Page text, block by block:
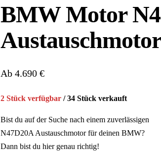
BMW Motor
Ab 4.690 €
2 Stück verfügbar / 34 Stück verkauft
Bist du auf der Suche nach einem zuverlässigen
N47D20A Austauschmotor für deinen BMW?
Dann bist du hier genau richtig!